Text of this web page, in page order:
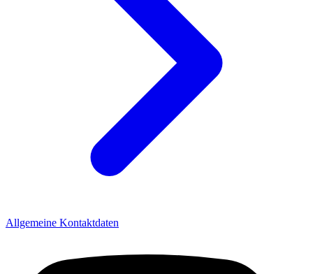
Allgemeine Kontaktdaten